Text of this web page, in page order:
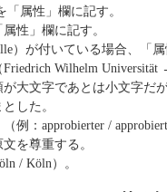
属性」欄に記す。
性」欄に記す。
）が付いている場合、「
Wilhelm Universität
大文字であとは小文字だ
した。
例：approbierter /
を尊重する。
/ Köln）。